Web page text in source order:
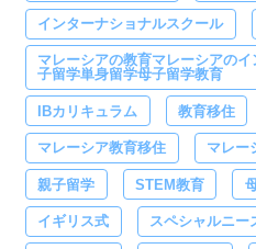
インターナショナルスクール
マレーシアの教育マレーシアの
子留学単身留学母子留学教育
IBカリキュラム 教育移住
マレーシア教育移住 マレー
親子留学 STEM教育
イギリス式 スペシャルニー